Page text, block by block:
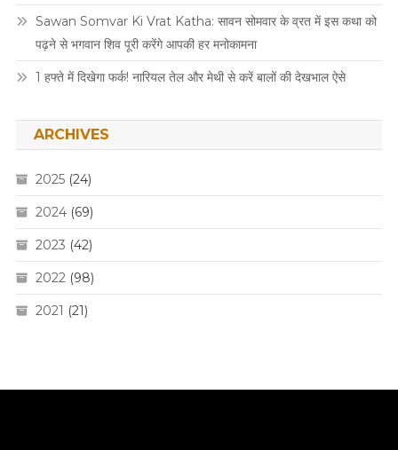
Sawan Somvar Ki Vrat Katha: सावन सोमवार के व्रत में इस कथा को
पढ़ने से भगवान शिव पूरी करेंगे आपकी हर मनोकामना
1 हफ्ते में दिखेगा फर्क! नारियल तेल और मेथी से करें बालों की देखभाल ऐसे
ARCHIVES
2025(24)
2024(69)
2023 (42)
2022(98)
2021 (21)